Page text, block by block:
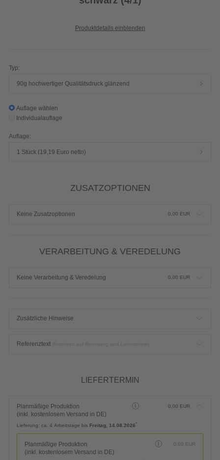
Produktdetails einblenden
Typ:
90g hochwertiger Qualitätsdruck glänzend
Auflage wählen
Individualauflage
Auflage:
1 Stück (19,19 Euro netto)
ZUSATZOPTIONEN
Keine Zusatzoptionen 0,00 EUR
VERARBEITUNG & VEREDELUNG
Keine Verarbeitung & Veredelung 0,00 EUR
Zusätzliche Hinweise
Referenztext
LIEFERTERMIN
Planmäßige Produktion
(inkl. kostenlosem Versand in DE)
0,00 EUR
Lieferung: ca. 4 Arbeitstage bis Freitag, 14.08.2026*
Planmäßige Produktion
(inkl. kostenlosem Versand in DE)
0,00 EUR